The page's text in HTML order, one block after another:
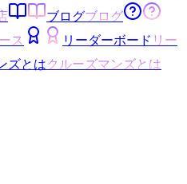
ブログブログ
ス リーダーボード リー
ズとはクルーズマンズとは